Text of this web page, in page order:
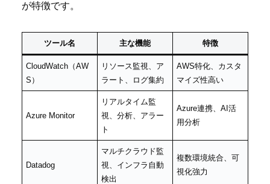
が特徴です。
ツール名 主な機能 特徴
CloudWatch（AW
S）
リソース監視、ア
ラート、ログ集約
AWS特化、カスタ
マイズ性高い
Azure Monitor
リアルタイム監
視、分析、アラー
ト
Azure連携、AI活
用分析
Datadog
マルチクラウド監
視、インフラ自動
検出
複数環境統合、可
視化強力